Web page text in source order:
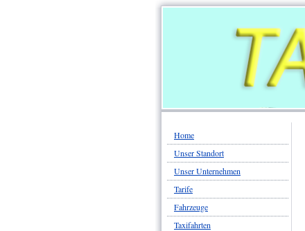
Home
Unser Standort
Unser Unternehmen
Tarife
Fahrzeuge
Taxifahrten